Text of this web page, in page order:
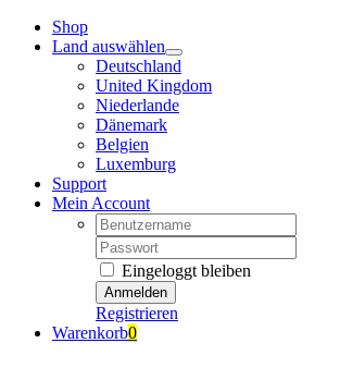
Zum
Inhalt
Shop
Land auswählen
Deutschland
United Kingdom
Niederlande
Dänemark
Belgien
Luxemburg
Support
Mein Account
Nutzername:
Passwort:
Eingeloggt bleiben
Registrieren
Warenkorb0